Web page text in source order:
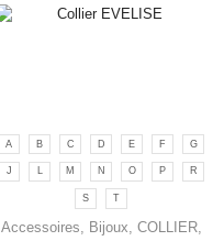
A B C D E F G
J L M N O P R
S T
Accessoires Bijoux COLLIER,